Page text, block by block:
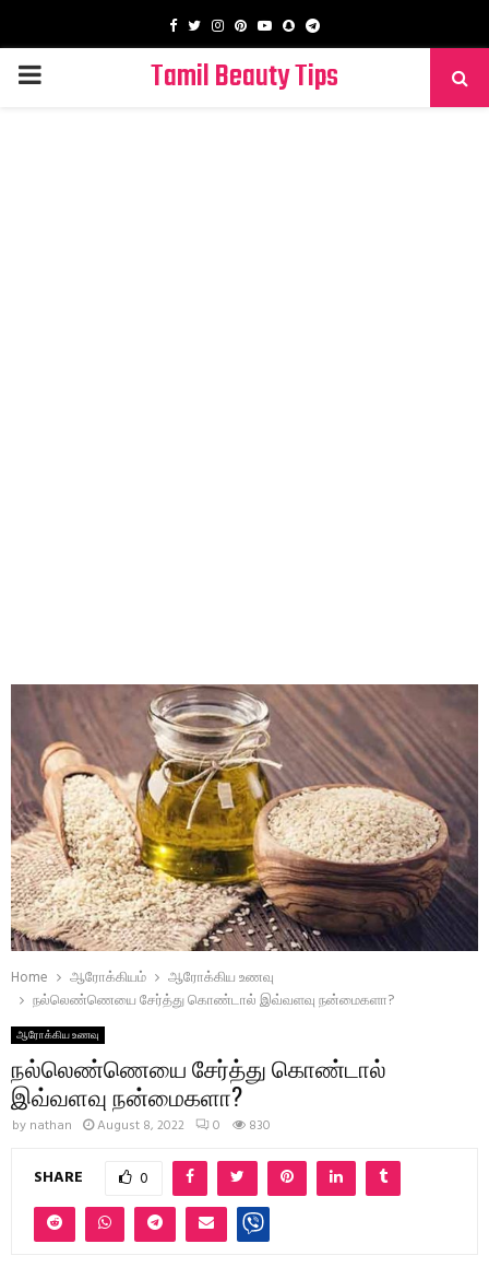
Facebook
TwitterInstagram
PinterestYoutube
SnapchatTelegram
PRIMARY
Tamil Beauty Tips
Home ஆரோக்கியம்
ஆரோக்கிய உணவு
நல்லெண்ணெயை சேர்த்து கொண்டால் இவ்வளவு நன்மைகளா?
ஆரோக்கிய உணவு
நல்லெண்ணெயை சேர்த்து கொண்டால்
இவ்வளவு நன்மைகளா?
by nathan August 8, 2022 0 830
SHARE 0